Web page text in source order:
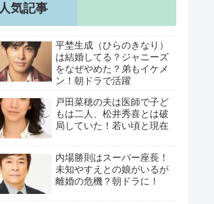
人気記事
平埜生成（ひらのきなり）
は結婚してる？ジャニーズ
をなぜやめた？弟もイケメ
ン！朝ドラで活躍
戸田菜穂の夫は医師で子ど
もは二人、松井秀喜とは破
局していた！若い頃と現在
内場勝則はスーパー座長！
未知やすえとの娘がいるが
離婚の危機？朝ドラに！